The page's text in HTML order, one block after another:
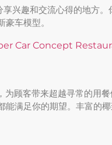
兴趣和交流心得的地方。
车模型。
为顾客带来超越寻常的用
满足你的期望。丰富的